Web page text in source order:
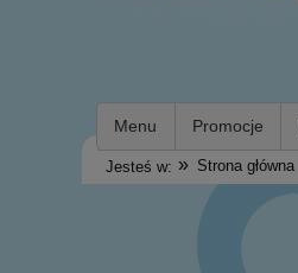
Menu Promocje
Jesteś w: » Strona główna